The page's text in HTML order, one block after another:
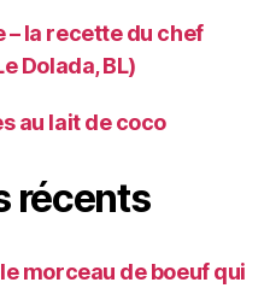
la recette du chef
Dolada, BL)
au lait de coco
récents
le morceau de boeuf qui